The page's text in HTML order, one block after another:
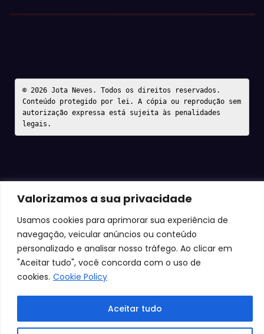
Valorizamos a sua privacidade
Usamos cookies para aprimorar sua experiência de
navegação, veicular anúncios ou conteúdo
personalizado e analisar nosso tráfego. Ao clicar em
"Aceitar tudo", você concorda com o uso de
cookies. Cookie Policy
Aceitar tudo
© 2026 Jota Neves. Todos os direitos reservados.
Conteúdo protegido por lei. A cópia ou reprodução sem
autorização expressa está sujeita às penalidades
legais.